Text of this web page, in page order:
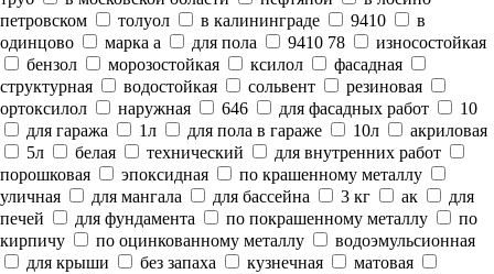
петровском
толуол в калининграде 9410
в
одинцово
марка а для пола 9410 78
износостойкая
бензол
морозостойкая ксилол
фасадная
структурная
водостойкая сольвент
резиновая
ортоксилол
наружная 646 для фасадных работ
10
для гаража
1л для пола в гараже 10л
акриловая
5л
белая технический
для внутренних работ
порошковая
эпоксидная
по крашенному металлу
уличная
для мангала для бассейна 3 кг ак
для
печей
для фундамента по покрашенному металлу
по
кирпичу
по оцинкованному металлу
водоэмульсионная
для крыши
без запаха кузнечная
матовая